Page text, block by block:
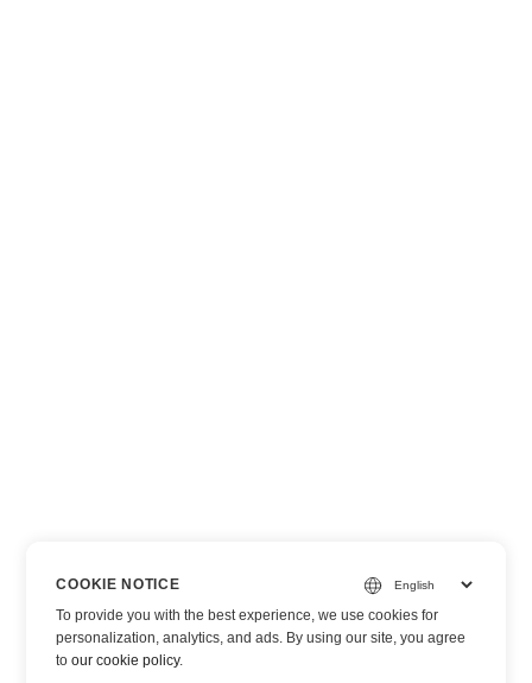
COOKIE NOTICE
To provide you with the best experience, we use cookies for
personalization, analytics, and ads. By using our site, you agree
toour cookie policy.